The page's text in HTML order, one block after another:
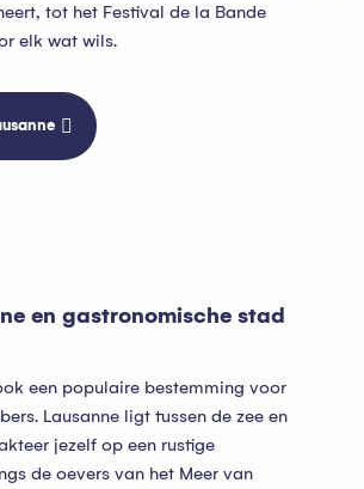
tot het Festival de la Bande
elk wat wils.
en gastronomische stad
een populaire bestemming voor
Lausanne ligt tussen de zee en
jezelf op een rustige
de oevers van het Meer van